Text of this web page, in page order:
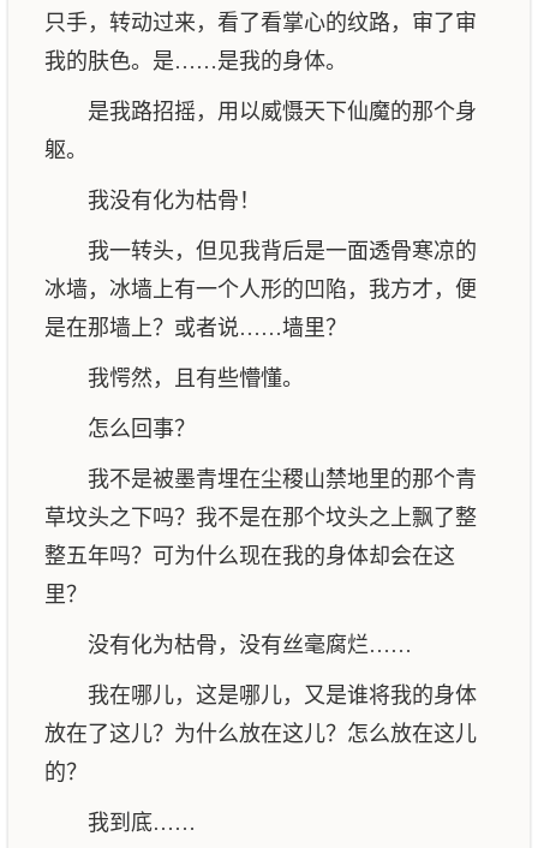
只手，转动过来，看了看掌心的纹路，审了审
我的肤色。是……是我的身体。
是我路招摇，用以威慑天下仙魔的那个身
躯。
我没有化为枯骨！
我一转头，但见我背后是一面透骨寒凉的
冰墙，冰墙上有一个人形的凹陷，我方才，便
是在那墙上？或者说……墙里？
我愕然，且有些懵懂。
怎么回事？
我不是被墨青埋在尘稷山禁地里的那个青
草坟头之下吗？我不是在那个坟头之上飘了整
整五年吗？可为什么现在我的身体却会在这
里？
没有化为枯骨，没有丝毫腐烂……
我在哪儿，这是哪儿，又是谁将我的身体
放在了这儿？为什么放在这儿？怎么放在这儿
的？
我到底……